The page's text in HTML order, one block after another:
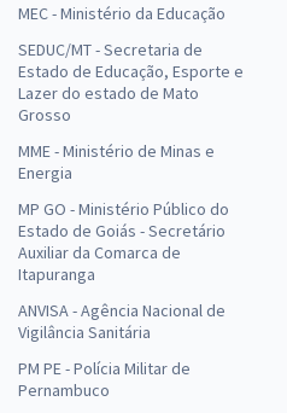
MEC - Ministério da Educação
SEDUC/MT - Secretaria de
Estado de Educação, Esporte e
Lazer do estado de Mato
Grosso
MME - Ministério de Minas e
Energia
MP GO - Ministério Público do
Estado de Goiás - Secretário
Auxiliar da Comarca de
Itapuranga
ANVISA - Agência Nacional de
Vigilância Sanitária
PM PE - Polícia Militar de
Pernambuco